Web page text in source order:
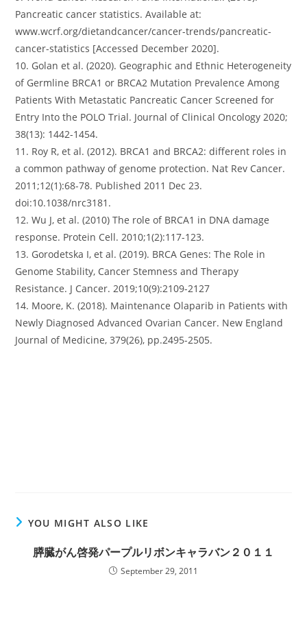
Pancreatic cancer statistics. Available at:
www.wcrf.org/dietandcancer/cancer-trends/pancreatic-
cancer-statistics [Accessed December 2020].
10. Golan et al. (2020). Geographic and Ethnic Heterogeneity
of Germline BRCA1 or BRCA2 Mutation Prevalence Among
Patients With Metastatic Pancreatic Cancer Screened for
Entry Into the POLO Trial. Journal of Clinical Oncology 2020;
38(13): 1442-1454.
11. Roy R, et al. (2012). BRCA1 and BRCA2: different roles in
a common pathway of genome protection. Nat Rev Cancer.
2011;12(1):68-78. Published 2011 Dec 23.
doi:10.1038/nrc3181.
12. Wu J, et al. (2010) The role of BRCA1 in DNA damage
response. Protein Cell. 2010;1(2):117-123.
13. Gorodetska I, et al. (2019). BRCA Genes: The Role in
Genome Stability, Cancer Stemness and Therapy
Resistance. J Cancer. 2019;10(9):2109-2127
14. Moore, K. (2018). Maintenance Olaparib in Patients with
Newly Diagnosed Advanced Ovarian Cancer. New England
Journal of Medicine, 379(26), pp.2495-2505.
YOU MIGHT ALSO LIKE
膵臓がん啓発パープルリボンキャラバン２０１１
September 29, 2011